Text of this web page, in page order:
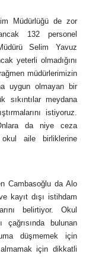
Müdürlüğü de zor
132 personel
Selim Yavuz
yeterli olmadığını
müdürlerimizin
uygun olmayan bir
sıkıntılar meydana
istiyoruz.
da niye ceza
okul aile birliklerine
Cambasoğlu da Alo
kayıt dışı istihdam
belirtiyor. Okul
çağrısında bulunan
düşmemek için
için dikkatli